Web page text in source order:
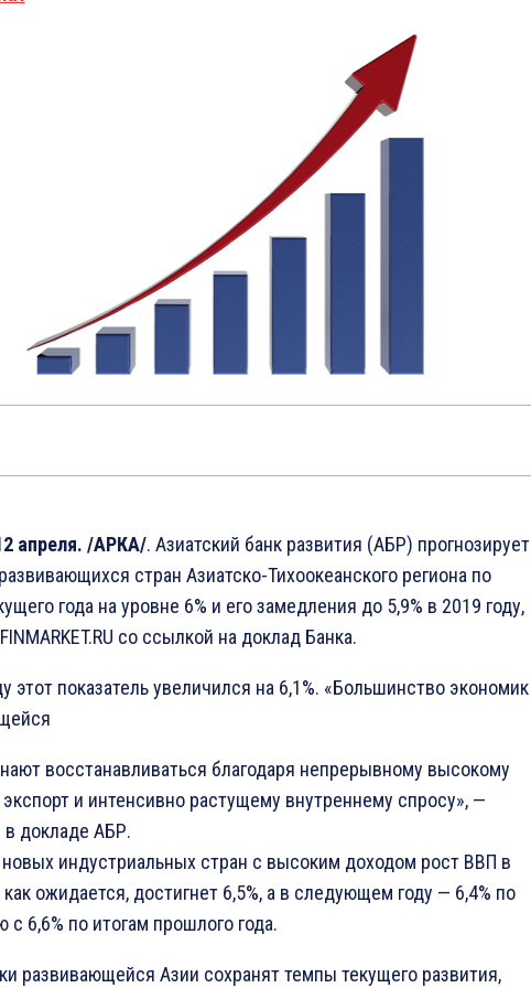
апреля. /АРКА/. Азиатский банк развития (АБР) прогнозирует
стран Азиатско-Тихоокеанского региона по
года на уровне 6% и его замедления до 5,9% в 2019 году,
со ссылкой на доклад Банка.
этот показатель увеличился на 6,1%. «Большинство экономик
восстанавливаться благодаря непрерывному высокому
и интенсивно растущему внутреннему спросу», —
в докладе АБР.
новых индустриальных стран с высоким доходом рост ВВП в
как ожидается, достигнет 6,5%, а в следующем году — 6,4% по
с 6,6% по итогам прошлого года.
развивающейся Азии сохранят темпы текущего развития,